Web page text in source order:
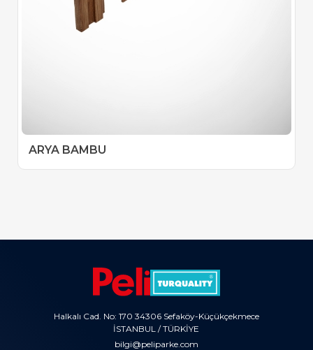
ARYA BAMBU
Halkalı Cad. No: 170 34306 Sefaköy-Küçükçekmece
İSTANBUL / TÜRKİYE
bilgi@peliparke.com